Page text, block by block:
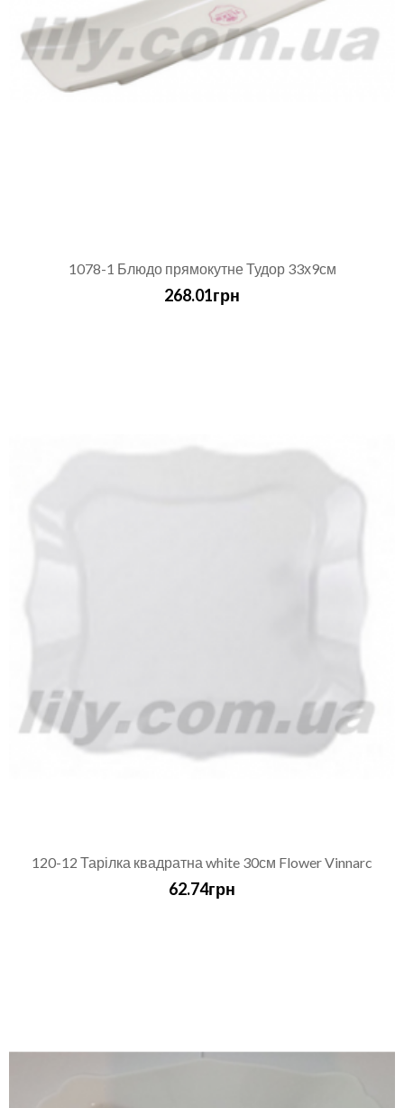
1078-1 Блюдо прямокутне Тудор 33х9см
268.01грн
120-12 Тарілка квадратна white 30см Flower Vinnarc
62.74грн